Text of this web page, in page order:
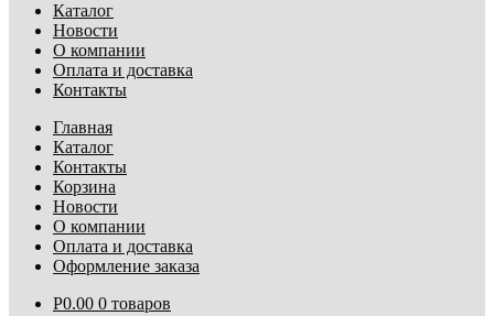
Каталог
Новости
О компании
Оплата и доставка
Контакты
Главная
Каталог
Контакты
Корзина
Новости
О компании
Оплата и доставка
Оформление заказа
Р0.00 0 товаров